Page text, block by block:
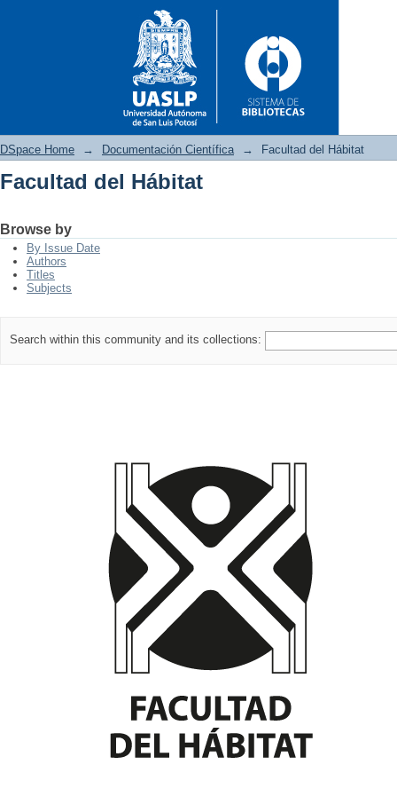
DSpace Home → Documentación Científica → Facultad del Hábitat
Facultad del Hábitat
Browse by
By Issue Date
Authors
Titles
Subjects
Search within this community and its collections: